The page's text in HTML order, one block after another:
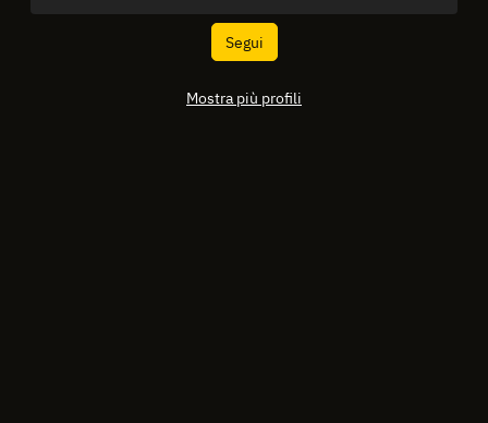
Segui
Mostra più profili